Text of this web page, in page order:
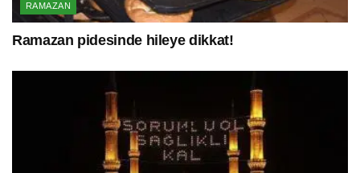
RAMAZAN
Ramazan pidesinde hileye dikkat!